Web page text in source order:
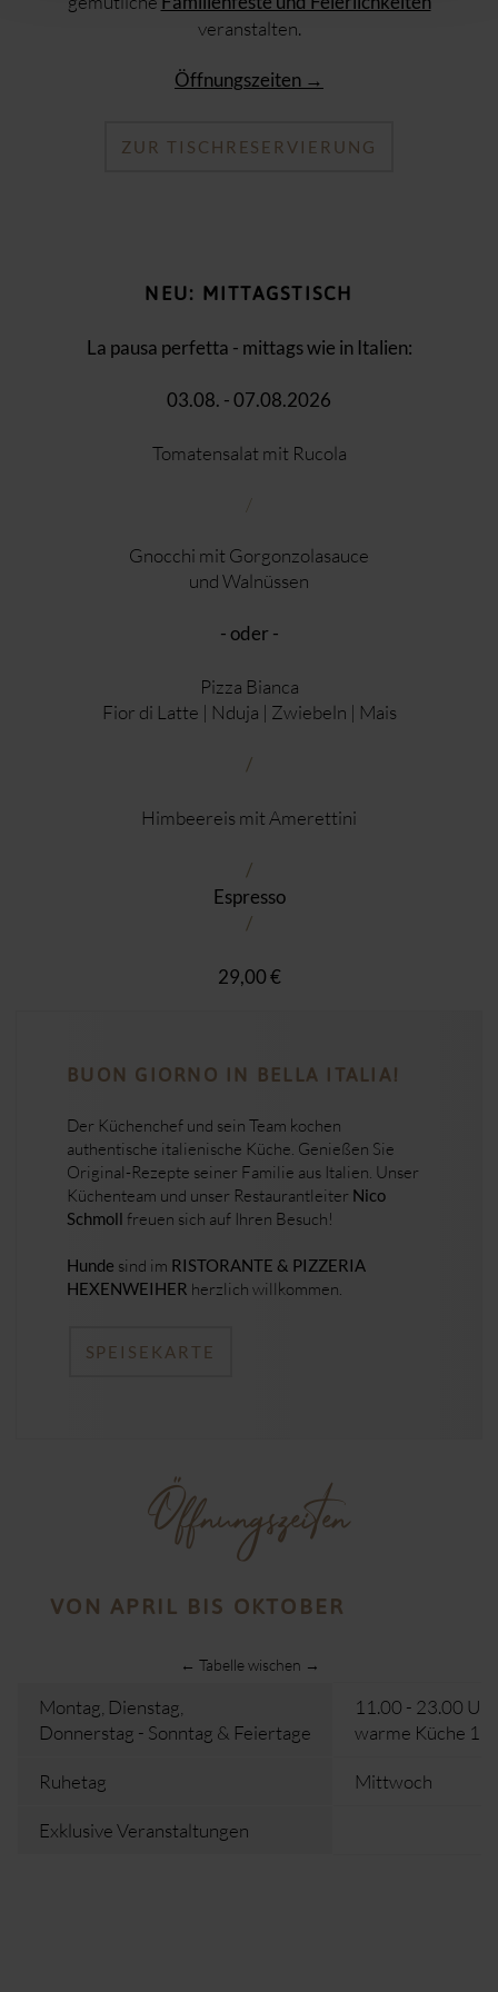
veranstalten.
Öffnungszeiten →
ZUR TISCHRESERVIERUNG
NEU: MITTAGSTISCH
La pausa perfetta - mittags wie in Italien:
03.08. - 07.08.2026
Tomatensalat mit Rucola
/
Gnocchi mit Gorgonzolasauce
und Walnüssen
- oder -
Pizza Bianca
Fior di Latte | Nduja | Zwiebeln | Mais
/
Himbeereis mit Amerettini
/
Espresso
/
29,00 €
BUON GIORNO IN BELLA ITALIA!
Der Küchenchef und sein Team kochen
authentische italienische Küche. Genießen Sie
Original-Rezepte seiner Familie aus Italien. Unser
Küchenteam und unser Restaurantleiter Nico
Schmoll freuen sich auf Ihren Besuch!
Hunde sind im RISTORANTE & PIZZERIA
HEXENWEIHER herzlich willkommen.
SPEISEKARTE
Öffnungszeiten
VON APRIL BIS OKTOBER
← Tabelle wischen →
Montag, Dienstag,
Donnerstag - Sonntag & Feiertage
11.00 - 23.00 Uhr
warme Küche
Ruhetag Mittwoch
Exklusive Veranstaltungen